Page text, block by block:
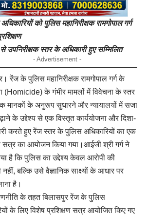
को पुलिस महानिरीक्षक रामगोपाल गर्ग
उपनिरीक्षक स्तर के अधिकारी हुए सम्मिलित
- Advertisement -
रेंज के पुलिस महानिरीक्षक रामगोपाल गर्ग के
(Homicide) के गंभीर मामलों में विवेचना के स्तर
मानकों के अनुरूप सुधारने और न्यायालयों में सजा
के उद्देश्य से एक विस्तृत कार्ययोजना और दिशा-
करते हुए रेंज स्तर के पुलिस अधिकारियों का एक
सत्र का आयोजन किया गया।आईजी श्री गर्ग ने
है कि पुलिस का उद्देश्य केवल आरोपी की
नहीं, बल्कि उसे वैज्ञानिक साक्ष्यों के आधार पर
है।
के तहत बिलासपुर रेंज के पुलिस
के लिए विशेष प्रशिक्षण सत्र आयोजित किए गए